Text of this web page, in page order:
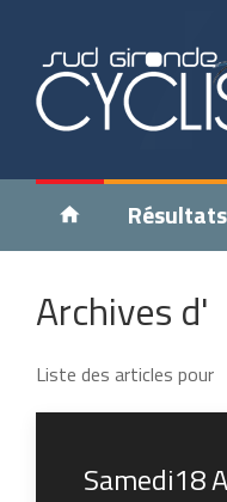
Résultats
Archives d'
Liste des articles pour
Samedi18